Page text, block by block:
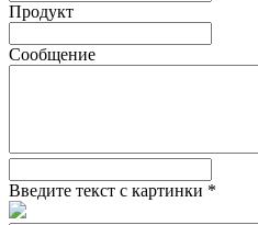
Продукт
Сообщение
Введите текст с картинки *